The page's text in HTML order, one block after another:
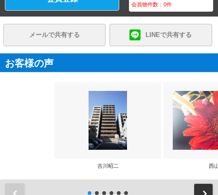
会員物件数：0件
メールで共有する LINEで共有する
お客様の声
吉川昭二 西